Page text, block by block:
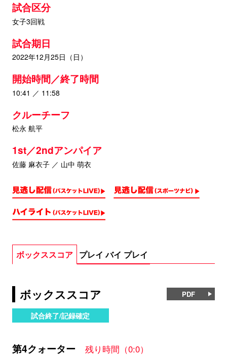
試合区分
女子3回戦
試合期日
2022年12月25日（日）
開始時間／終了時間
10:41 ／ 11:58
クルーチーフ
松永 航平
1st／2ndアンパイア
佐藤 麻衣子 ／ 山中 萌衣
ボックススコア プレイ バイ プレイ
ボックススコア PDF
試合終了/記録確定
第4クォーター 残り時間（0:0）